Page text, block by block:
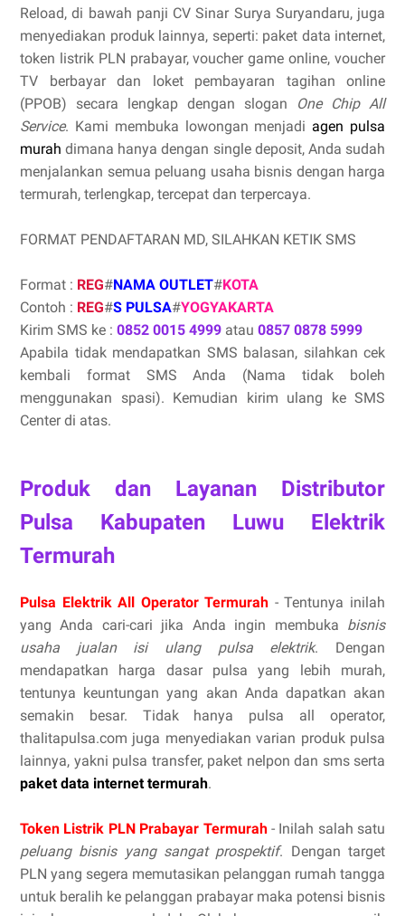
Reload, di bawah panji CV Sinar Surya Suryandaru, juga
menyediakan produk lainnya, seperti: paket data internet,
token listrik PLN prabayar, voucher game online, voucher
TV berbayar dan loket pembayaran tagihan online
(PPOB) secara lengkap dengan slogan
One Chip All
Service. Kami membuka lowongan menjadi agen pulsa
murah dimana hanya dengan single deposit, Anda sudah
menjalankan semua peluang usaha bisnis dengan harga
termurah, terlengkap, tercepat dan terpercaya.
FORMAT PENDAFTARAN MD, SILAHKAN KETIK SMS
Format : REG#NAMA OUTLET#KOTA
Contoh : REG#S PULSA#YOGYAKARTA
Kirim SMS ke : 0852 0015 4999 atau 0857 0878 5999
Apabila tidak mendapatkan SMS balasan, silahkan cek
kembali format SMS Anda (Nama tidak boleh
menggunakan spasi). Kemudian kirim ulang ke SMS
Center di atas.
Produk dan Layanan Distributor
Pulsa Kabupaten Luwu Elektrik
Termurah
Pulsa Elektrik All Operator Termurah - Tentunya inilah
yang Anda cari-cari jika Anda ingin membuka bisnis
usaha jualan isi ulang pulsa elektrik. Dengan
mendapatkan harga dasar pulsa yang lebih murah,
tentunya keuntungan yang akan Anda dapatkan akan
semakin besar. Tidak hanya pulsa all operator,
thalitapulsa.com juga menyediakan varian produk pulsa
lainnya, yakni pulsa transfer, paket nelpon dan sms serta
paket data internet termurah.
Token Listrik PLN Prabayar Termurah- Inilah salah satu
peluang bisnis yang sangat prospektif. Dengan target
PLN yang segera memutasikan pelanggan rumah tangga
untuk beralih ke pelanggan prabayar maka potensi bisnis